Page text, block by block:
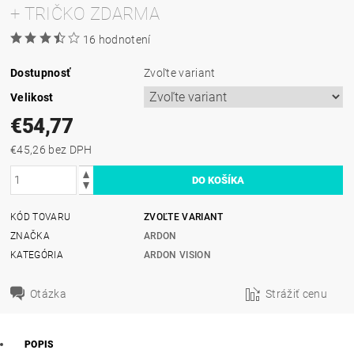
+ TRIČKO ZDARMA
16 hodnotení
Dostupnosť
Zvoľte variant
Velikost
€54,77
€45,26 bez DPH
KÓD TOVARU
ZVOĽTE VARIANT
ZNAČKA
ARDON
KATEGÓRIA
ARDON VISION
Otázka Strážiť cenu
POPIS